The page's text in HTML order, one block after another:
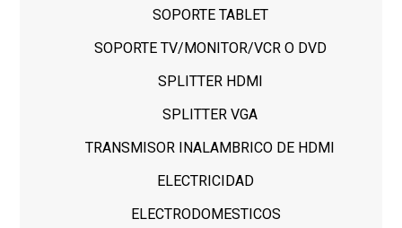
SOPORTE TABLET
SOPORTE TV/MONITOR/VCR O DVD
SPLITTER HDMI
SPLITTER VGA
TRANSMISOR INALAMBRICO DE HDMI
ELECTRICIDAD
ELECTRODOMESTICOS